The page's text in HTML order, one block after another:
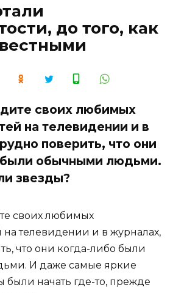
до того, как
своих любимых
на телевидении и в
поверить, что они
были обычными людьми.
звезды?
своих любимых
на телевидении и в журналах,
что они когда-либо были
И даже самые яркие
были начать где-то, прежде